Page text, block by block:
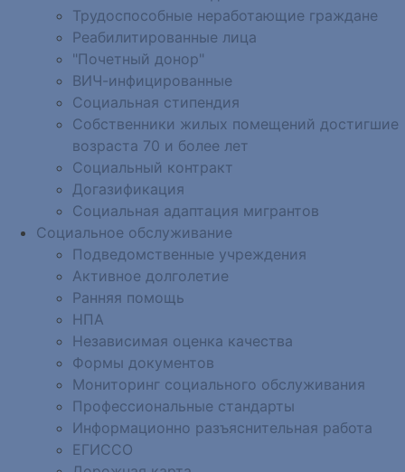
Трудоспособные неработающие граждане
Реабилитированные лица
"Почетный донор"
ВИЧ-инфицированные
Социальная стипендия
Собственники жилых помещений достигшие
возраста 70 и более лет
Социальный контракт
Догазификация
Социальная адаптация мигрантов
Социальное обслуживание
Подведомственные учреждения
Активное долголетие
Ранняя помощь
НПА
Независимая оценка качества
Формы документов
Мониторинг социального обслуживания
Профессиональные стандарты
Информационно разъяснительная работа
ЕГИССО